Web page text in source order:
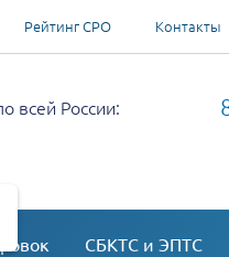
Рейтинг СРО Контакты
всей России:
СБКТС и ЭПТС